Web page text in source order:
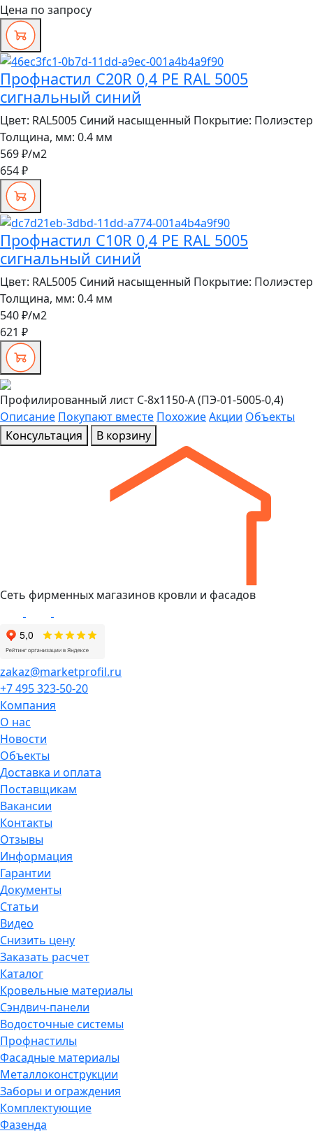
Цена по запросу
Профнастил C20R 0,4 PE RAL 5005
сигнальный синий
Цвет: RAL5005 Синий насыщенный Покрытие: Полиэстер
Толщина, мм: 0.4 мм
569 ₽/м2
654 ₽
Профнастил C10R 0,4 PE RAL 5005
сигнальный синий
Цвет: RAL5005 Синий насыщенный Покрытие: Полиэстер
Толщина, мм: 0.4 мм
540 ₽/м2
621 ₽
Профилированный лист С-8x1150-A (ПЭ-01-5005-0,4)
Описание Покупают вместе ПохожиеАкции Объекты
Консультация
В корзину
Сеть фирменных магазинов кровли и фасадов
zakaz@marketprofil.ru
+7 495 323-50-20
Компания
О нас
Новости
Объекты
Доставка и оплата
Поставщикам
Вакансии
Контакты
Отзывы
Информация
Гарантии
Документы
Статьи
Видео
Снизить цену
Заказать расчет
Каталог
Кровельные материалы
Сэндвич-панели
Водосточные системы
Профнастилы
Фасадные материалы
Металлоконструкции
Заборы и ограждения
Комплектующие
Фазенда